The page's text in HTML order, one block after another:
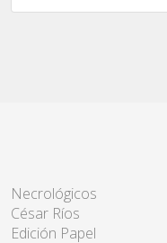
Necrológicos
César Ríos
Edición Papel